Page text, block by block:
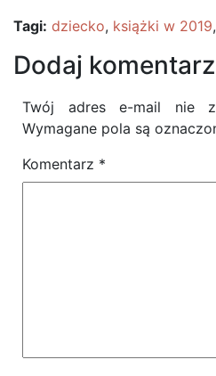
Tagi: dziecko, książki w 2019,
Dodaj komentarz
Twój adres e-mail nie
Wymagane pola są
Komentarz *